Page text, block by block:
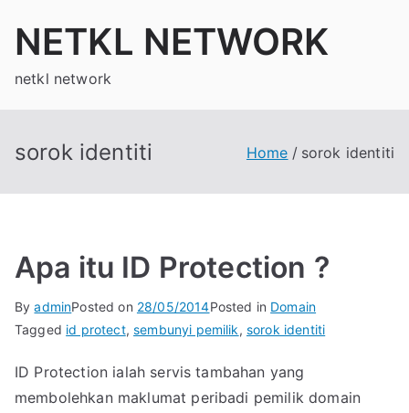
NETKL NETWORK
netkl network
sorok identiti Home sorok identiti
Apa itu ID Protection ?
ByadminPosted on 28/05/2014Posted in Domain
Tagged id protect,sembunyi pemilik, sorok identiti
ID Protection ialah servis tambahan yang
membolehkan maklumat peribadi pemilik domain